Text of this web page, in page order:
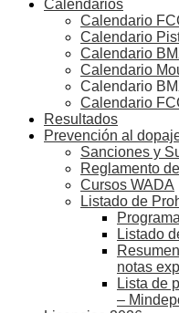
Calendarios
Calendario
Calendario
Calendario
Calendario
Calendario
Calendario
Resultados
Prevención al
Sanciones y
Reglamento
Cursos WADA
Listado de
Listado
notas
Lista de
–